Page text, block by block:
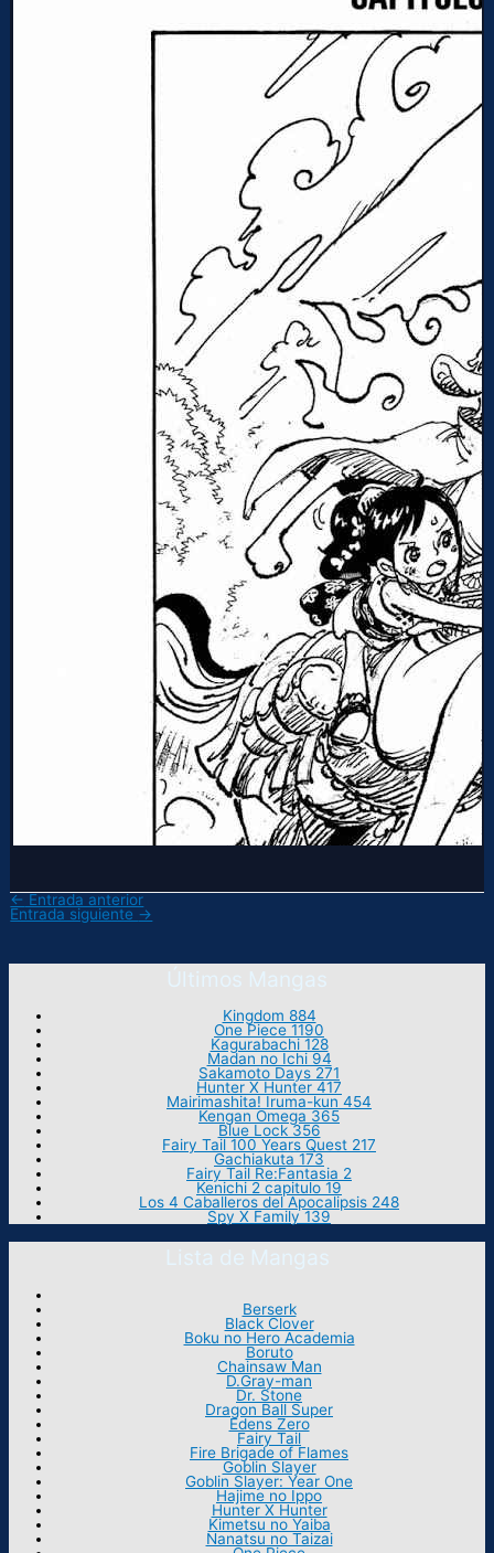
← Entrada anterior
Entrada siguiente →
Últimos Mangas
Kingdom 884
One Piece 1190
Kagurabachi 128
Madan no Ichi 94
Sakamoto Days 271
Hunter X Hunter 417
Mairimashita! Iruma-kun 454
Kengan Omega 365
Blue Lock 356
Fairy Tail 100 Years Quest 217
Gachiakuta 173
Fairy Tail Re:Fantasia 2
Kenichi 2 capitulo 19
Los 4 Caballeros del Apocalipsis 248
Spy X Family 139
Lista de Mangas
Berserk
Black Clover
Boku no Hero Academia
Boruto
Chainsaw Man
D.Gray-man
Dr. Stone
Dragon Ball Super
Edens Zero
Fairy Tail
Fire Brigade of Flames
Goblin Slayer
Goblin Slayer: Year One
Hajime no Ippo
Hunter X Hunter
Kimetsu no Yaiba
Nanatsu no Taizai